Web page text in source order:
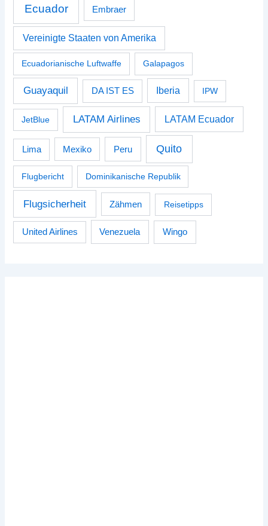
Ecuador Embraer
Vereinigte Staaten von Amerika
Ecuadorianische Luftwaffe Galapagos
Guayaquil DA IST ES Iberia IPW
JetBlue LATAM Airlines LATAM Ecuador
Lima Mexiko Peru Quito
Flugbericht Dominikanische Republik
Flugsicherheit Zähmen Reisetipps
United Airlines Venezuela Wingo